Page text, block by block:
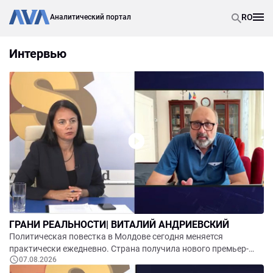
Аналитический портал RO
Интервью
ГРАНИ РЕАЛЬНОСТИ| ВИТАЛИЙ АНДРИЕВСКИЙ
Политическая повестка в Молдове сегодня меняется
практически ежедневно. Страна получила нового премьер-
министра, правительство приступило к работе, уже
07.08.2026